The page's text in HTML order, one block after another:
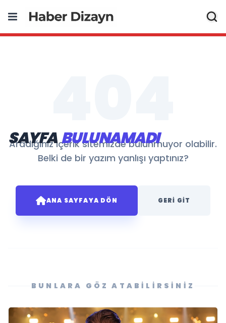
SAYFABULUNAMADI
Aradığınız içerik sitemizde bulunmuyor olabilir.
Belki de bir yazım yanlışı yaptınız?
ANA SAYFAYA DÖN GERI GIT
BUNLARA GÖZ ATABILIRSINIZ